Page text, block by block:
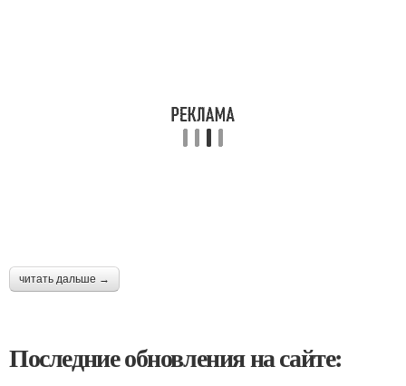
читать дальше →
Последние обновления на сайте: